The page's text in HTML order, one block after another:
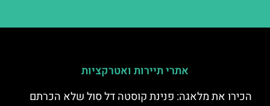
אתרי תיירות ואטרקציות
הכירו את מלאגה: פנינת קוסטה דל סול שלא הכרתם